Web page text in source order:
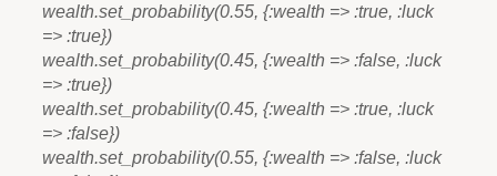
wealth.set_probability(0.55, {:wealth => :true, :luck
=> :true})
wealth.set_probability(0.45, {:wealth => :false, :luck
=> :true})
wealth.set_probability(0.45, {:wealth => :true, :luck
=> :false})
wealth.set_probability(0.55, {:wealth => :false, :luck